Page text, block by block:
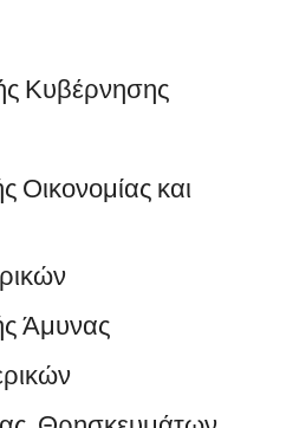
Κυβέρνησης
Οικονομίας και
Άμυνας